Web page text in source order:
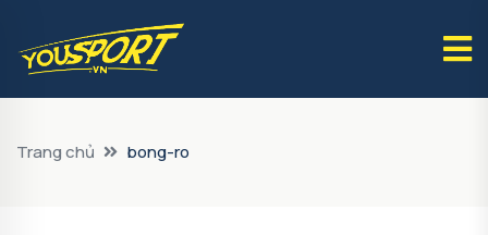
Trang chủ bong-ro